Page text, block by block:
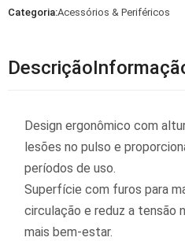
Categoria:Acessórios & Periféricos
Descrição
Design ergonômico com
lesões no pulso e
períodos de uso.
Superfície com furos para
circulação e reduz a tensão
mais bem-estar.